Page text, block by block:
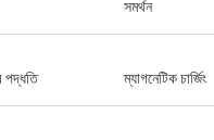
সমর্থন
পদ্ধতি ম্যাগনেটিক চার্জিং